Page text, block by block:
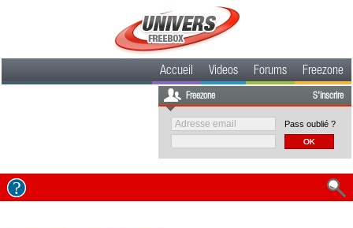
Accueil Videos Forums Freezone
Freezone S'inscrire
Pass oublié ?